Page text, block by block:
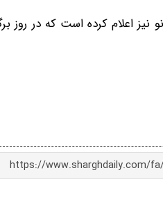
نیز اعلام کرده است که در روز